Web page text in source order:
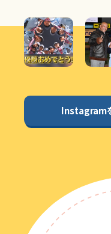
Instagram